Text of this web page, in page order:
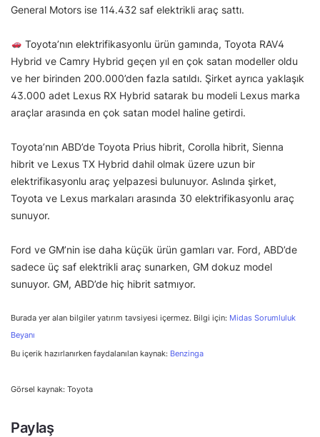
General Motors ise 114.432 saf elektrikli araç sattı.
Toyota’nın elektrifikasyonlu ürün gamında, Toyota RAV4
Hybrid ve Camry Hybrid geçen yıl en çok satan modeller oldu
ve her birinden 200.000’den fazla satıldı. Şirket ayrıca yaklaşık
43.000 adet Lexus RX Hybrid satarak bu modeli Lexus marka
araçlar arasında en çok satan model haline getirdi.
Toyota’nın ABD’de Toyota Prius hibrit, Corolla hibrit, Sienna
hibrit ve Lexus TX Hybrid dahil olmak üzere uzun bir
elektrifikasyonlu araç yelpazesi bulunuyor. Aslında şirket,
Toyota ve Lexus markaları arasında 30 elektrifikasyonlu araç
sunuyor.
Ford ve GM’nin ise daha küçük ürün gamları var. Ford, ABD’de
sadece üç saf elektrikli araç sunarken, GM dokuz model
sunuyor. GM, ABD’de hiç hibrit satmıyor.
Burada yer alan bilgiler yatırım tavsiyesi içermez. Bilgi için: Midas Sorumluluk
Beyanı
Bu içerik hazırlanırken faydalanılan kaynak: Benzinga
Görsel kaynak: Toyota
Paylaş